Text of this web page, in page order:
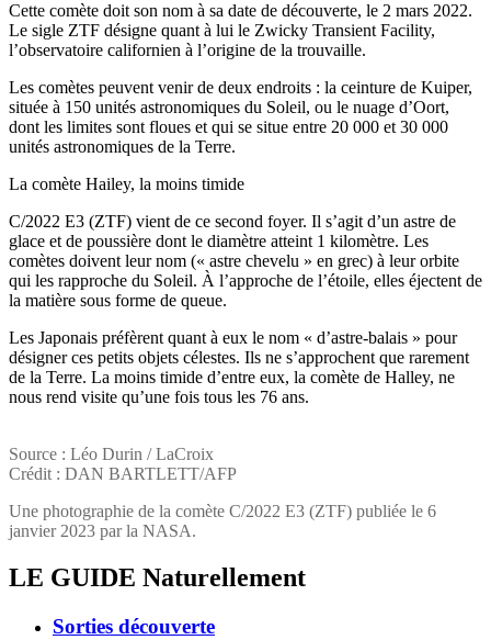
Cette comète doit son nom à sa date de découverte, le 2 mars 2022.
Le sigle ZTF désigne quant à lui le Zwicky Transient Facility,
l’observatoire californien à l’origine de la trouvaille.
Les comètes peuvent venir de deux endroits : la ceinture de Kuiper,
située à 150 unités astronomiques du Soleil, ou le nuage d’Oort,
dont les limites sont floues et qui se situe entre 20 000 et 30 000
unités astronomiques de la Terre.
La comète Hailey, la moins timide
C/2022 E3 (ZTF) vient de ce second foyer. Il s’agit d’un astre de
glace et de poussière dont le diamètre atteint 1 kilomètre. Les
comètes doivent leur nom (« astre chevelu » en grec) à leur orbite
qui les rapproche du Soleil. À l’approche de l’étoile, elles éjectent de
la matière sous forme de queue.
Les Japonais préfèrent quant à eux le nom « d’astre-balais » pour
désigner ces petits objets célestes. Ils ne s’approchent que rarement
de la Terre. La moins timide d’entre eux, la comète de Halley, ne
nous rend visite qu’une fois tous les 76 ans.
Source : Léo Durin / LaCroix
Crédit : DAN BARTLETT/AFP
Une photographie de la comète C/2022 E3 (ZTF) publiée le 6
janvier 2023 par la NASA.
LE GUIDE Naturellement
Sorties découverte